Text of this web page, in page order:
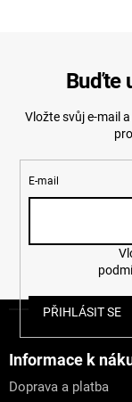
Buďte
Vložte svůj e-mail
E-mail
PŘIHLÁSIT SE
Informace k
Doprava a platba